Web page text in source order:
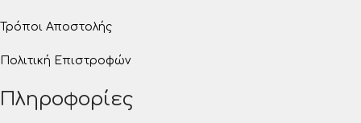
Τρόποι Αποστολής
Πολιτική Επιστροφών
Πληροφορίες